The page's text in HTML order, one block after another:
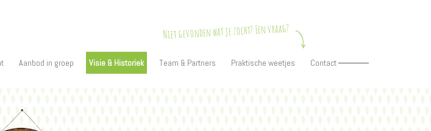
Niet gevonden wat je zocht? Een vraag?
Aanbod in groep Visie & Historiek Team & Partners Praktische weetjes Contact